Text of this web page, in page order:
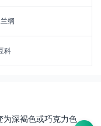
纲
科
为深褐色或巧克力色，